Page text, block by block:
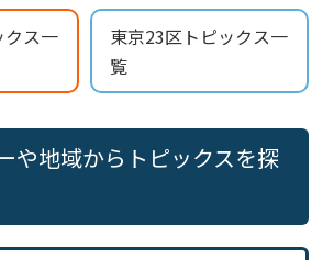
クス一
東京23区トピックス一
覧
や地域からトピックスを探